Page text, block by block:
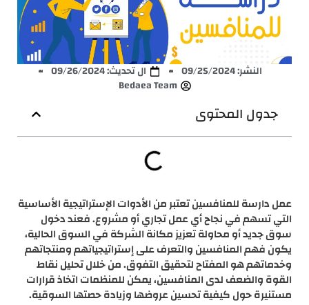
النشر:09/25/2024
ال تحديث: 09/26/2024
Bedaea Team
جدول المحتوى
عمل دارسة للمنافسين تعتبر من الأدوات الإستراتيجية الأساسية
التي تسهم في نجاح أي عمل تجاري أو مشروع. فعند دخول
سوق جديد أو محاولة تعزيز مكانة الشركة في السوق الحالية،
يكون فهم المنافسين والتعرف على إستراتيجياتهم ومنتجاتهم
وخدماتهم هو المفتاح لتحقيق التفوق. من خلال تحليل نقاط
القوة والضعف لدى المنافسين، يمكن للمنظمات اتخاذ قرارات
مستنيرة حول كيفية تحسين عروضها وزيادة حصتها السوقية.